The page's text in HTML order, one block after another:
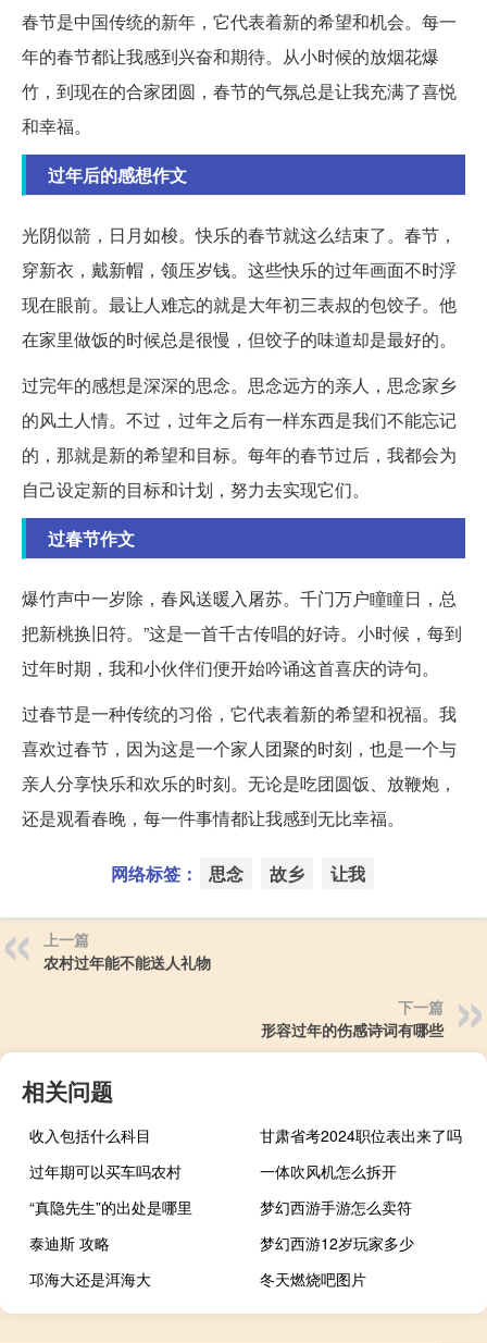
春节是中国传统的新年，它代表着新的希望和机会。每一
年的春节都让我感到兴奋和期待。从小时候的放烟花爆
竹，到现在的合家团圆，春节的气氛总是让我充满了喜悦
和幸福。
过年后的感想作文
光阴似箭，日月如梭。快乐的春节就这么结束了。春节，
穿新衣，戴新帽，领压岁钱。这些快乐的过年画面不时浮
现在眼前。最让人难忘的就是大年初三表叔的包饺子。他
在家里做饭的时候总是很慢，但饺子的味道却是最好的。
过完年的感想是深深的思念。思念远方的亲人，思念家乡
的风土人情。不过，过年之后有一样东西是我们不能忘记
的，那就是新的希望和目标。每年的春节过后，我都会为
自己设定新的目标和计划，努力去实现它们。
过春节作文
爆竹声中一岁除，春风送暖入屠苏。千门万户瞳瞳日，总
把新桃换旧符。”这是一首千古传唱的好诗。小时候，每到
过年时期，我和小伙伴们便开始吟诵这首喜庆的诗句。
过春节是一种传统的习俗，它代表着新的希望和祝福。我
喜欢过春节，因为这是一个家人团聚的时刻，也是一个与
亲人分享快乐和欢乐的时刻。无论是吃团圆饭、放鞭炮，
还是观看春晚，每一件事情都让我感到无比幸福。
网络标签： 思念 故乡 让我
上一篇
农村过年能不能送人礼物
下一篇
形容过年的伤感诗词有哪些
相关问题
收入包括什么科目
甘肃省考2024职位表出来了吗
过年期可以买车吗农村
一体吹风机怎么拆开
“真隐先生”的出处是哪里
梦幻西游手游怎么卖符
泰迪斯 攻略
梦幻西游12岁玩家多少
邛海大还是洱海大
冬天燃烧吧图片